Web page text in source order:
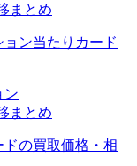
まとめ
ン
まとめ